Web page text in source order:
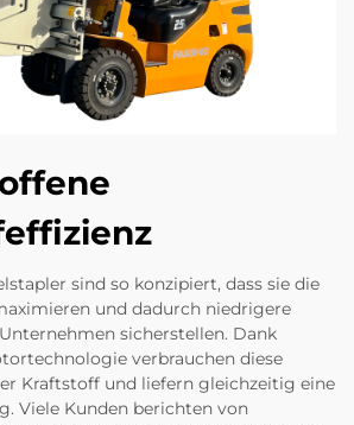
sind so konzipiert, dass sie die
und dadurch niedrigere
sicherstellen. Dank
verbrauchen diese
Kraftstoff und liefern gleichzeitig eine
Viele Kunden berichten von